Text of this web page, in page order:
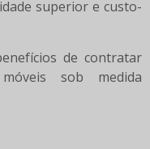
superior e custo-
de contratar
sob medida